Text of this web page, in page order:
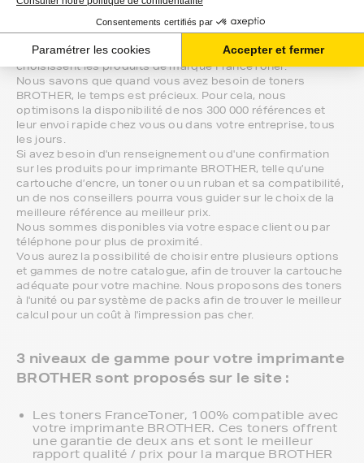
Professionnels ou particuliers, nous vous proposons la
plus large gamme de produits BROTHER du web.
Les 2 millions de clients qui nous font confiance depuis
plus de 20 ans, nous recommandent à plus de 97% et
choisissent les produits de marque FranceToner.
Nous savons que quand vous avez besoin de toners
BROTHER, le temps est précieux. Pour cela, nous
optimisons la disponibilité de nos 300 000 références et
leur envoi rapide chez vous ou dans votre entreprise, tous
les jours.
Si avez besoin d'un renseignement ou d'une confirmation
sur les produits pour imprimante BROTHER, telle qu’une
cartouche d’encre, un toner ou un ruban et sa compatibilité,
un de nos conseillers pourra vous guider sur le choix de la
meilleure référence au meilleur prix.
Nous sommes disponibles via votre espace client ou par
téléphone pour plus de proximité.
Vous aurez la possibilité de choisir entre plusieurs options
et gammes de notre catalogue, afin de trouver la cartouche
adéquate pour votre machine. Nous proposons des toners
à l'unité ou par système de packs afin de trouver le meilleur
calcul pour un coût à l'impression pas cher.
3 niveaux de gamme pour votre imprimante
BROTHER sont proposés sur le site :
Les toners FranceToner, 100% compatible avec
votre imprimante BROTHER. Ces toners offrent
une garantie de deux ans et sont le meilleur
rapport qualité / prix pour la marque BROTHER